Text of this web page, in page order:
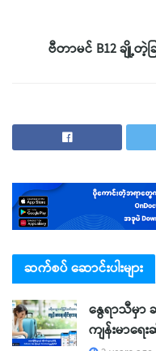
ဗီတာမင် B12 ချို့တဲ့ခ
ဆက်စပ် ဆောင်းပါးများ
နွေရာသီမှာ
ကျန်းမာရေ